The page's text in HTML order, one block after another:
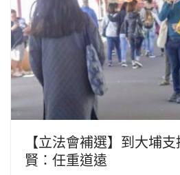
【立法會補選】到大埔
賢：任重道遠